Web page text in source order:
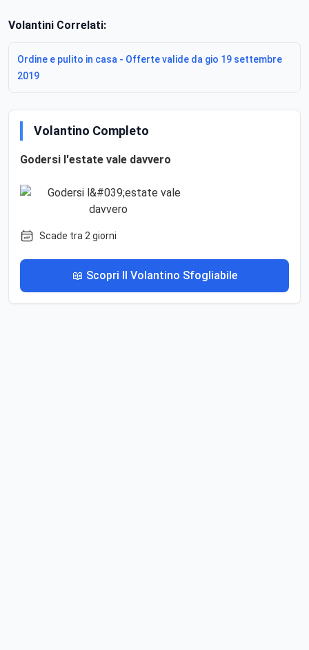
Volantini Correlati:
Ordine e pulito in casa - Offerte valide da gio 19 settembre
2019
Volantino Completo
Godersi l'estate vale davvero
Scade tra 2 giorni
📖 Scopri Il Volantino Sfogliabile